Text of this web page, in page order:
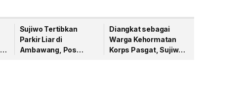
Sujiwo Tertibkan
Parkir Liar di
Ambawang, Pos
Diangkat sebagai
Warga Kehormatan
Korps Pasgat, Sujiwo